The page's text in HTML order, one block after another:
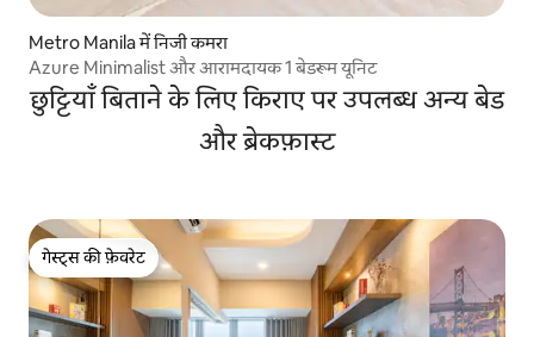
Metro Manila में निजी कमरा
Azure Minimalist और आरामदायक 1 बेडरूम यूनिट
छुट्टियाँ बिताने के लिए किराए पर उपलब्ध अन्य बेड
और ब्रेकफ़ास्ट
गेस्ट्स की फ़ेवरेट
गेस्ट्स की फ़ेवरेट